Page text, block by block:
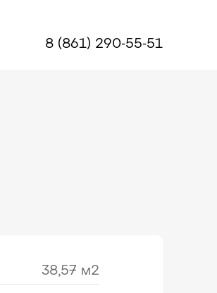
8 (861) 290-55-51
38,57 м2